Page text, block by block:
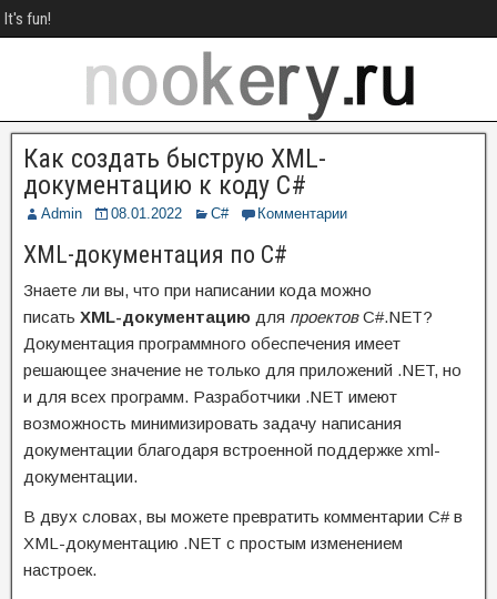
It's fun!
Как создать быструю XML-
документацию к коду C#
Admin 08.01.2022 C# Комментарии
XML-документация по C#
Знаете ли вы, что при написании кода можно
писать XML-документацию для проектовC#.NET?
Документация программного обеспечения имеет
решающее значение не только для приложений .NET, но
и для всех программ. Разработчики .NET имеют
возможность минимизировать задачу написания
документации благодаря встроенной поддержке xml-
документации.
В двух словах, вы можете превратить комментарии C# в
XML-документацию .NET с простым изменением
настроек.